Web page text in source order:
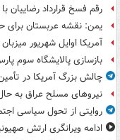
رقم فسخ قرارداد رضاییان با استقلال
یمن: نقشه عربستان برای
آمریکا اوایل شهریور
بازسازی پالایشگاه سوم
چالش بزرگ آمریکا در
نیروهای مسلح عراق به
روایتی از تحول سیاسی
ادامه ویرانگری ارتش